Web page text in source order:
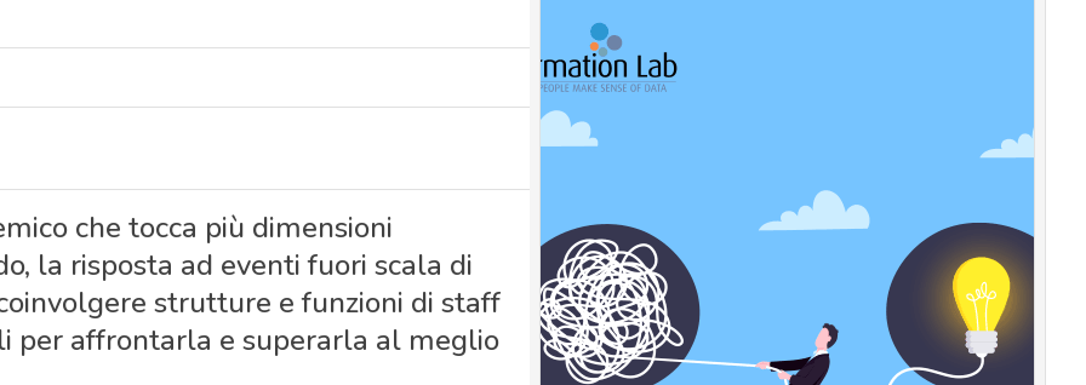
che tocca più dimensioni
la risposta ad eventi fuori scala di
strutture e funzioni di staff
per affrontarla e superarla al meglio